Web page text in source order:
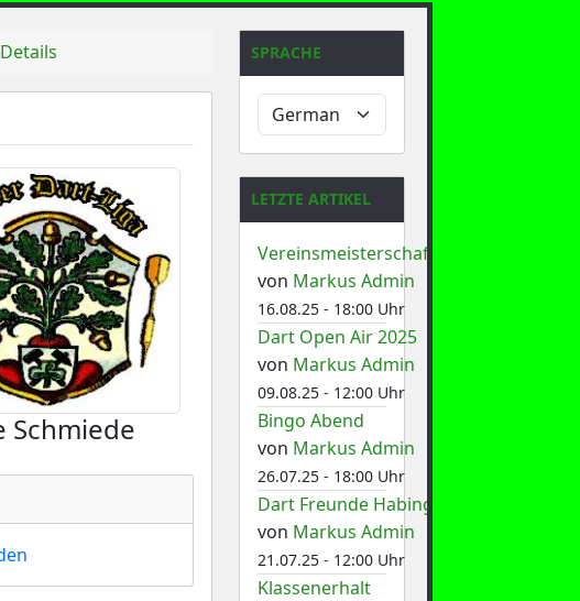
Schmiede
SPRACHE
LETZTE ARTIKEL
Vereinsmeisterschaft
von Markus Admin
16.08.25 - 18:00 Uhr
Dart Open Air 2025
von Markus Admin
09.08.25 - 12:00 Uhr
Bingo Abend
von Markus Admin
26.07.25 - 18:00 Uhr
Dart Freunde Habinghorst 1
von Markus Admin
21.07.25 - 12:00 Uhr
Klassenerhalt